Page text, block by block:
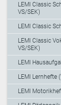
LEMI Classic
VS/SEK)
LEMI Classic
LEMI Classic
VS/SEK)
LEMI
LEMI Lernhefte
LEMI